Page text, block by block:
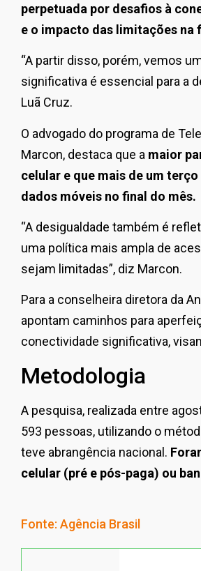
perpetuada por desafios à
e o impacto das limitações na
“A partir disso, porém, vemos
significativa é essencial para a
Luã Cruz.
O advogado do programa de
Marcon, destaca que a maior
celular e que mais de um
dados móveis no final do mês.
“A desigualdade também é
uma política mais ampla de
sejam limitadas”, diz Marcon.
Para a conselheira diretora da
apontam caminhos para
conectividade significativa,
Metodologia
A pesquisa, realizada entre
593 pessoas, utilizando o
teve abrangência nacional.
celular (pré e pós-paga) ou
Fonte: Agência Brasil